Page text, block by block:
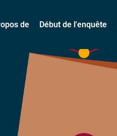
de Début de l'enquête